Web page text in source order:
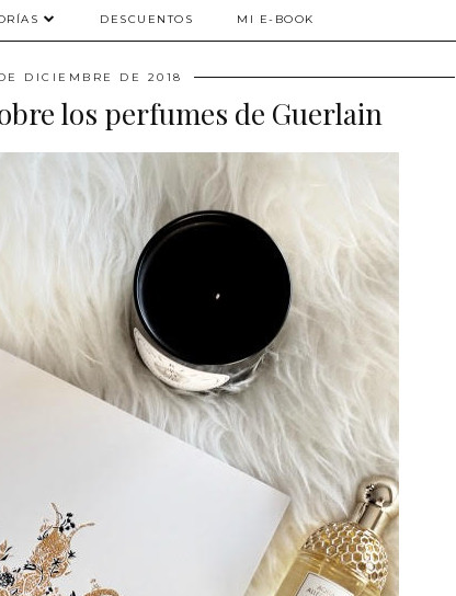
DESCUENTOS MI E-BOOK
DICIEMBRE DE 2018
los perfumes de Guerlain